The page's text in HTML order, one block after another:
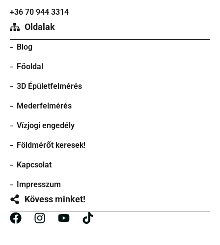
+36 70 944 3314
Oldalak
Blog
Főoldal
3D Épületfelmérés
Mederfelmérés
Vízjogi engedély
Földmérőt keresek!
Kapcsolat
Impresszum
Kövess minket!